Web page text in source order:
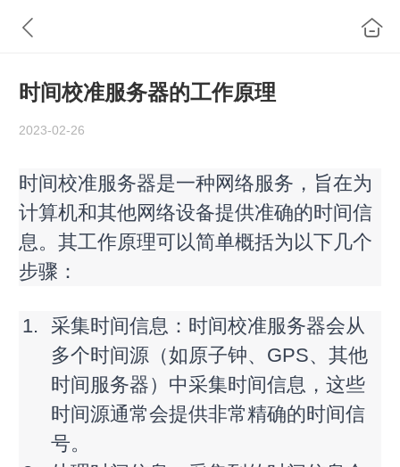
时间校准服务器的工作原理
2023-02-26
时间校准服务器是一种网络服务，旨在为
计算机和其他网络设备提供准确的时间信
息。其工作原理可以简单概括为以下几个
步骤：
采集时间信息：时间校准服务器会从
多个时间源（如原子钟、GPS、其他
时间服务器）中采集时间信息，这些
时间源通常会提供非常精确的时间信
号。